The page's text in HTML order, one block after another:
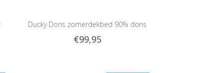
Ducky Dons zomerdekbed 90% dons
€99,95